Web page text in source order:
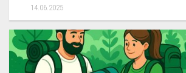
14.06.2025